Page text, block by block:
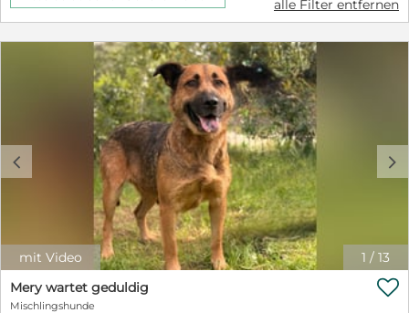
alle Filter entfernen
1 / 13
c d
mit Video
Mery wartet geduldig
Mischlingshunde
